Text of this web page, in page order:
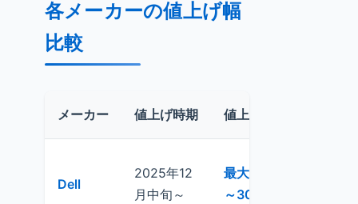
各メーカーの値上げ幅
比較
メーカー 値上げ時期 値上げ幅
Dell
2025年12
月中旬～
最大20
～30%